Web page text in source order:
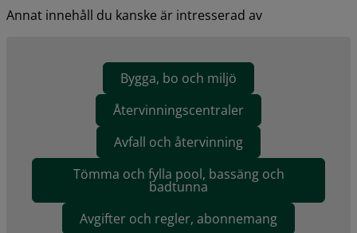
Annat innehåll du kanske är intresserad av
Bygga, bo och miljö
Återvinningscentraler
Avfall och återvinning
Tömma och fylla pool, bassäng och
badtunna
Avgifter och regler, abonnemang